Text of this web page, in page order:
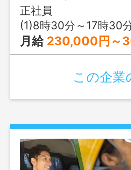
合った業務分担や ト
ます ＊業務内容変更
る）
正社員
(1)8時30分～17時30
月給 230,000円～
この企業